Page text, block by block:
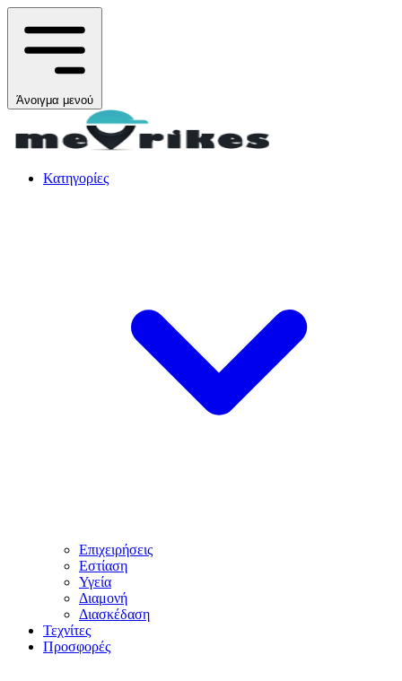
Άνοιγμα μενού
Κατηγορίες
Επιχειρήσεις
Εστίαση
Υγεία
Διαμονή
Διασκέδαση
Τεχνίτες
Προσφορές